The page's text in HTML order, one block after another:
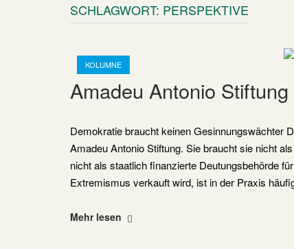
SCHLAGWORT: PERSPEKTIVE
KOLUMNE
Amadeu Antonio Stiftung
Demokratie braucht keinen Gesinnungswächter
Amadeu Antonio Stiftung. Sie braucht sie nicht
nicht als staatlich finanzierte Deutungsbehörde
Extremismus verkauft wird, ist in der Praxis
"Amadeu
Mehr lesen